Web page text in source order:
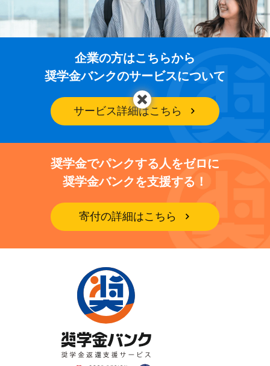
企業の方はこちらから
奨学金バンクのサービスについて
サービス詳細はこちら
奨学金でパンクする人をゼロに
奨学金バンクを支援する！
寄付の詳細はこちら